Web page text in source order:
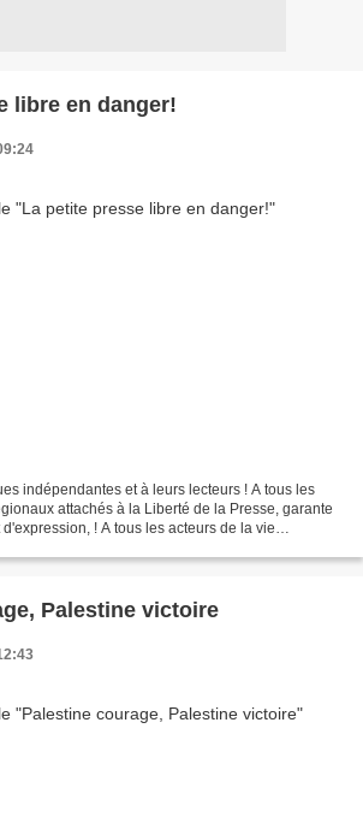
libre en danger!
indépendantes et à leurs lecteurs ! A tous les
attachés à la Liberté de la Presse, garante
! A tous les acteurs de la vie
Palestine victoire